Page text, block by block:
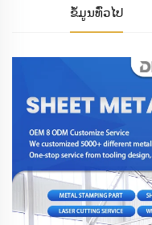
ຂໍ້ມູນທົ່ວໄປ